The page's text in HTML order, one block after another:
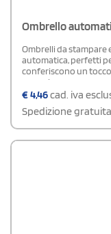
Ombrello
Ombrelli da stampare
automatica, perfetti
conferiscono un
con velcro per una
€4,46cad. iva
Spedizione gratuita